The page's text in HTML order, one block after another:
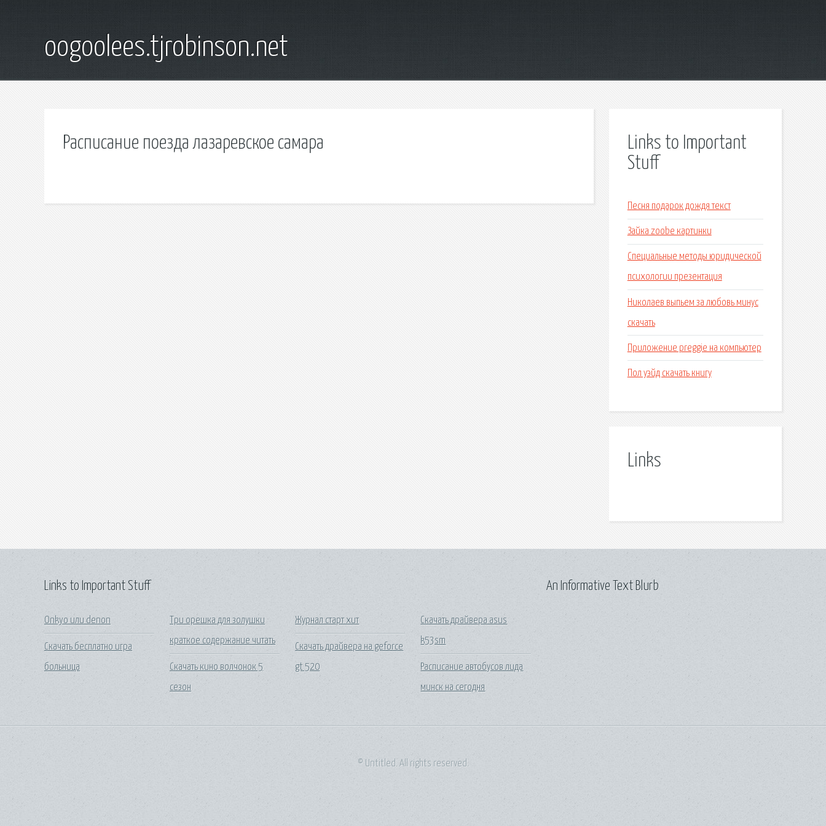
oogoolees.tjrobinson.net
Расписание поезда лазаревское самара
Links to Important
Stuff
Песня подарок дождя текст
Зайка zoobe картинки
Специальные методы юридической
психологии презентация
Николаев выпьем за любовь минус
скачать
Приложение preggie на компьютер
Пол уэйд скачать книгу
Links
Links to Important Stuff
Onkyo или denon
Скачать бесплатно игра
больница
Три орешка для золушки
краткое содержание читать
Скачать кино волчонок 5
сезон
Журнал старт хит
Скачать драйвера на geforce
gt 520
Скачать драйвера asus
k53sm
Расписание автобусов лида
минск на сегодня
An Informative Text Blurb
© Untitled. All rights reserved.